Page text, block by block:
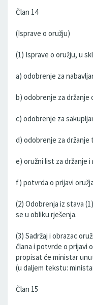
Član 14
(Isprave o oružju)
(1) Isprave o oružju, u
a) odobrenje za
b) odobrenje za držanje
c) odobrenje za
d) odobrenje za
e) oružni list za držanje i
f) potvrda o prijavi
(2) Odobrenja iz stava
se u obliku rješenja.
(3) Sadržaj i obrazac
člana i potvrde o prijavi
propisat će ministar
(u daljem tekstu:
Član 15